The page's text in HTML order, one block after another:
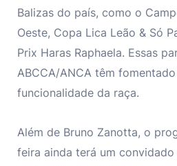
Balizas do país, como o
Oeste, Copa Lica Leão & Só
Prix Haras Raphaela. Essas
ABCCA/ANCA têm
funcionalidade da raça.
Além de Bruno Zanotta, o
feira ainda terá um